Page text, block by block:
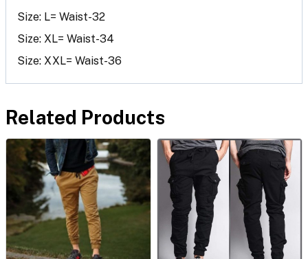
Size: L= Waist-32
Size: XL= Waist-34
Size: XXL= Waist-36
Related Products